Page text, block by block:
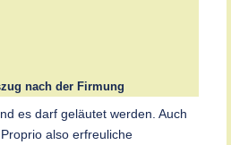
nach der Firmung
es darf geläutet werden. Auch
also erfreuliche